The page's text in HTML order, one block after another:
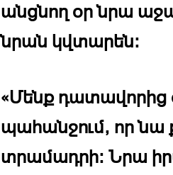
անցնող օր նրա
նրան կվտարեն։
«Մենք դատավորից
պահանջում, որ
տրամադրի։ Նրա